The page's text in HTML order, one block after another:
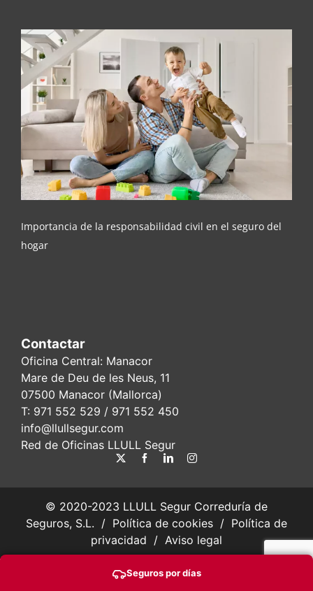
Seguros por días
Importancia de la responsabilidad civil en el
seguro del hogar
Importancia de la responsabilidad civil en el seguro del
hogar
Contactar
Oficina Central: Manacor
Mare de Deu de les Neus, 11
07500 Manacor (Mallorca)
T: 971 552 529 / 971 552 450
info@llullsegur.com
Red de Oficinas LLULL Segur
© 2020-2023 LLULL Segur Correduría de
Seguros, S.L. / Política de cookies / Política de
privacidad / Aviso legal